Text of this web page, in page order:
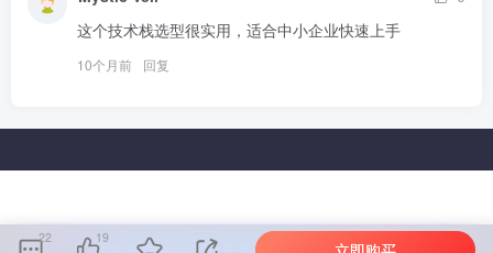
这个技术栈选型很实用，适合中小企业快速上手
10个月前 回复
22 19